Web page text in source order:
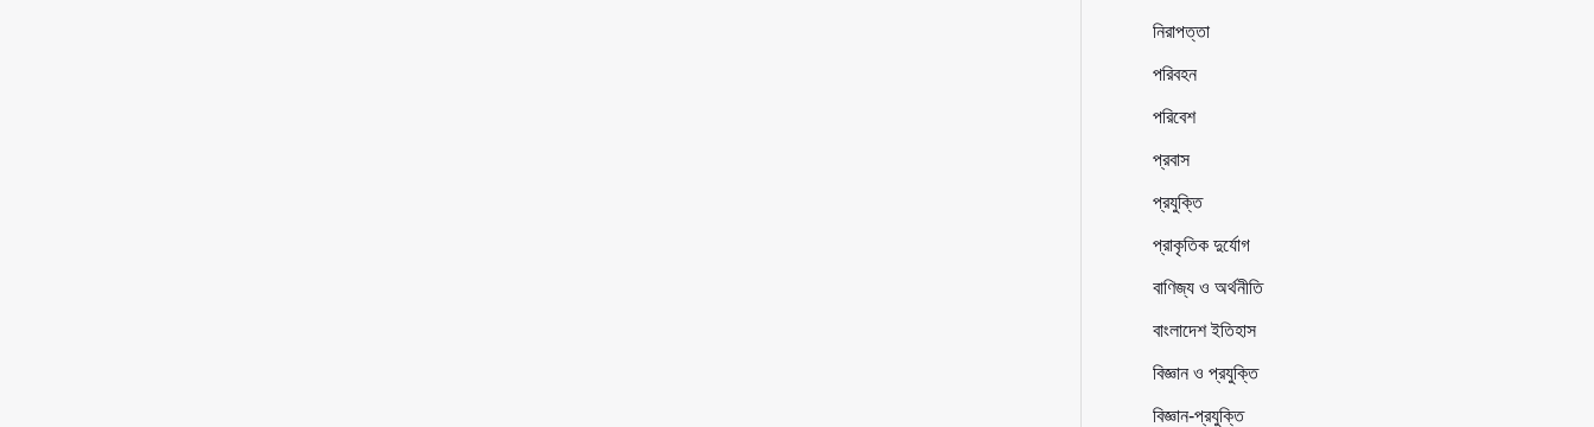
নিরাপত্তা
পরিবহন
পরিবেশ
প্রবাস
প্রযুক্তি
প্রাকৃতিক দুর্যোগ
বাণিজ্য ও অর্থনীতি
বাংলাদেশ ইতিহাস
বিজ্ঞান ও প্রযুক্তি
বিজ্ঞান-প্রযুক্তি